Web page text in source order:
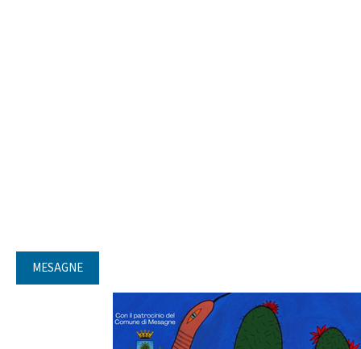
MESAGNE